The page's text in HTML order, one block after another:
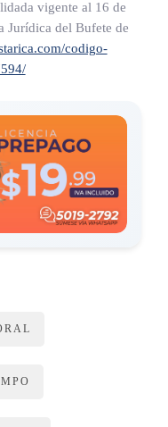
vigente al 16 de
Jurídica del Bufete de
codigo-